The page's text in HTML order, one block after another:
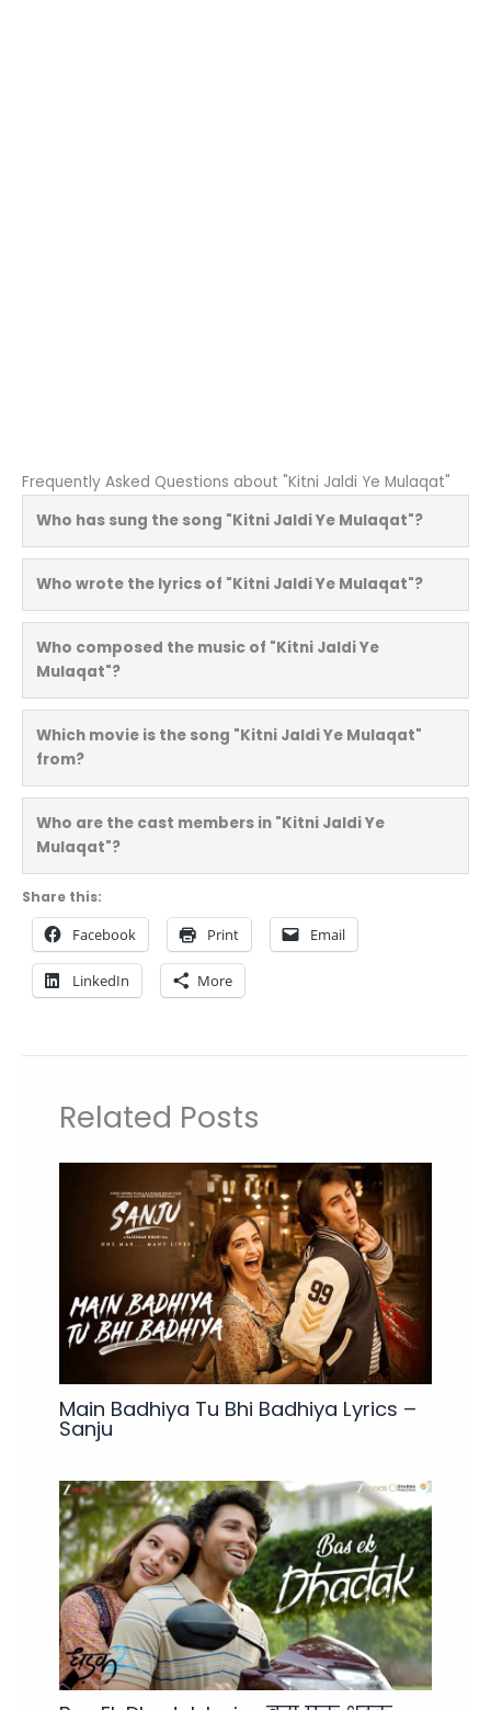
Frequently Asked Questions about "Kitni Jaldi Ye Mulaqat"
Who has sung the song "Kitni Jaldi Ye Mulaqat"?
Who wrote the lyrics of "Kitni Jaldi Ye Mulaqat"?
Who composed the music of "Kitni Jaldi Ye
Mulaqat"?
Which movie is the song "Kitni Jaldi Ye Mulaqat"
from?
Who are the cast members in "Kitni Jaldi Ye
Mulaqat"?
Share this:
Facebook Print Email
LinkedIn More
Related Posts
Main Badhiya Tu Bhi Badhiya Lyrics –
Sanju